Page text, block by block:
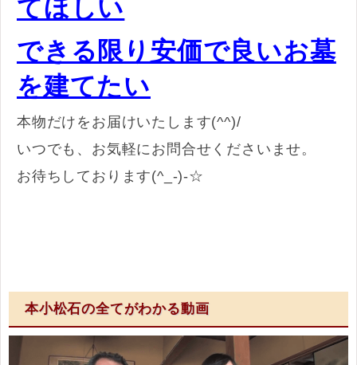
てほしい
できる限り安価で良いお墓
を建てたい
本物だけをお届けいたします(^^)/
いつでも、お気軽にお問合せくださいませ。
お待ちしております(^_-)-☆
本小松石の全てがわかる動画